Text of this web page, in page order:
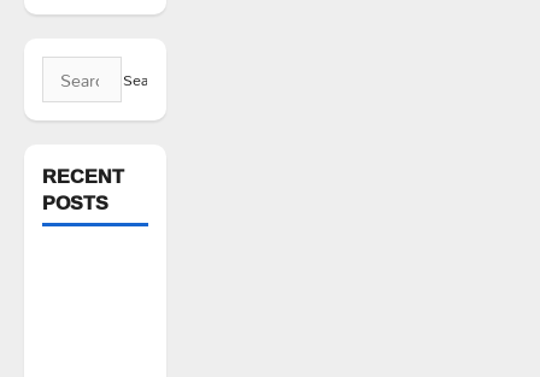
Search
for:
RECENT
POSTS